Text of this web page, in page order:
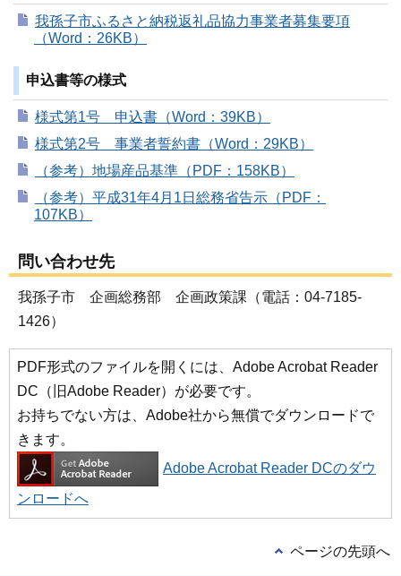
我孫子市ふるさと納税返礼品協力事業者募集要項
（Word：26KB）
申込書等の様式
様式第1号 申込書（Word：39KB）
様式第2号 事業者誓約書（Word：29KB）
（参考）地場産品基準（PDF：158KB）
（参考）平成31年4月1日総務省告示（PDF：
107KB）
問い合わせ先
我孫子市 企画総務部 企画政策課（電話：04-7185-
1426）
PDF形式のファイルを開くには、Adobe Acrobat Reader
DC（旧Adobe Reader）が必要です。
お持ちでない方は、Adobe社から無償でダウンロードで
きます。
Adobe Acrobat Reader DCのダウ
ンロードへ
ページの先頭へ